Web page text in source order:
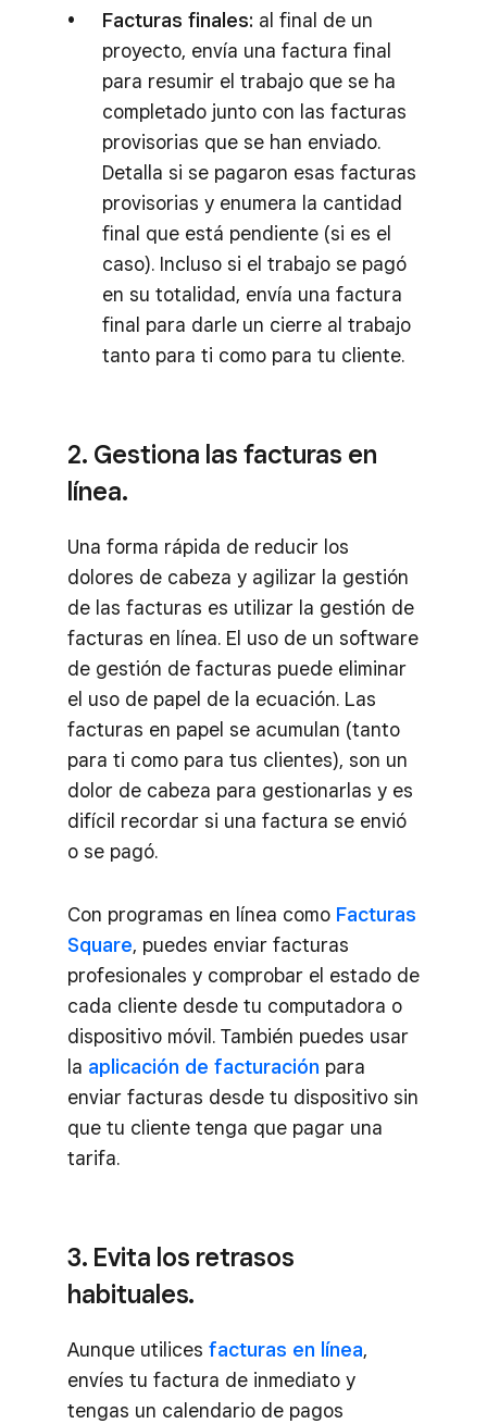
Facturas finales: al final de un
proyecto, envía una factura final
para resumir el trabajo que se ha
completado junto con las facturas
provisorias que se han enviado.
Detalla si se pagaron esas facturas
provisorias y enumera la cantidad
final que está pendiente (si es el
caso). Incluso si el trabajo se pagó
en su totalidad, envía una factura
final para darle un cierre al trabajo
tanto para ti como para tu cliente.
2. Gestiona las facturas en
línea.
Una forma rápida de reducir los
dolores de cabeza y agilizar la gestión
de las facturas es utilizar la gestión de
facturas en línea. El uso de un software
de gestión de facturas puede eliminar
el uso de papel de la ecuación. Las
facturas en papel se acumulan (tanto
para ti como para tus clientes), son un
dolor de cabeza para gestionarlas y es
difícil recordar si una factura se envió
o se pagó.
Con programas en línea como Facturas
Square, puedes enviar facturas
profesionales y comprobar el estado de
cada cliente desde tu computadora o
dispositivo móvil. También puedes usar
la aplicación de facturación para
enviar facturas desde tu dispositivo sin
que tu cliente tenga que pagar una
tarifa.
3. Evita los retrasos
habituales.
Aunque utilices facturas en línea,
envíes tu factura de inmediato y
tengas un calendario de pagos